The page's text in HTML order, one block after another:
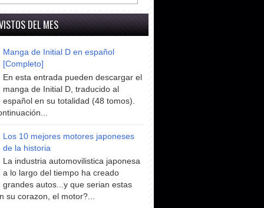
DEL MES
Manga de Initial D en español
[Completo]
En esta entrada pueden descargar el
manga de Initial D, traducido al
español en su totalidad (48 tomos).
Los 10 mejores motores japoneses
de la historia
La industria automovilistica japonesa
a lo largo del tiempo ha creado
grandes autos...y que serian estas
su corazon, el motor?...